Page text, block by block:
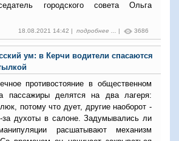
городского совета Ольга
18.08.2021 14:42 | подробнее ... | 3686
ум: в Керчи водители спасаются
противостояние в общественном
пассажиры делятся на два лагеря:
потому что дует, другие наоборот -
за духоты в салоне. Задумывались ли
расшатывают механизм